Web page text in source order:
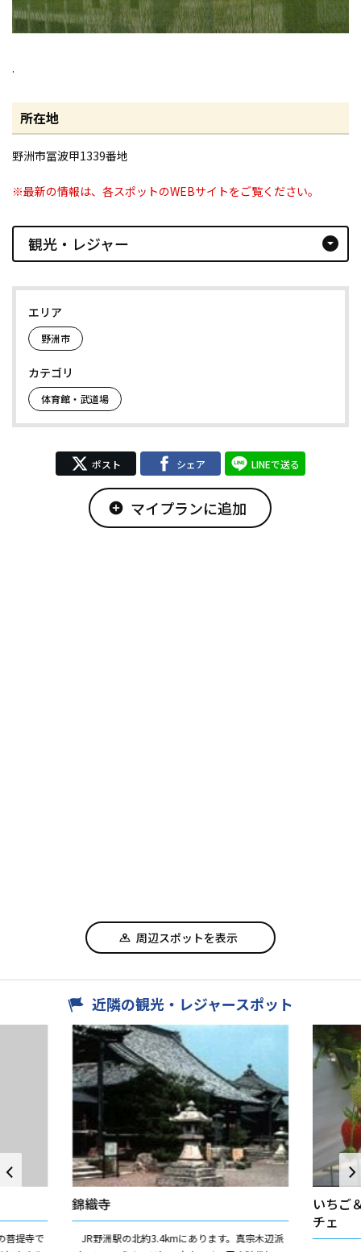
.
所在地
野洲市冨波甲1339番地
※最新の情報は、各スポットのWEBサイトをご覧ください。
観光・レジャー arrow_drop_down_circle
エリア
野洲市
カテゴリ
体育館・武道場
ポスト シェア LINEで送る
add_circle マイプランに追加
周辺スポットを表示
近隣の観光・レジャースポット
菩提寺で
錦織寺
JR野洲駅の北約3.4kmにあります。真宗木辺派
いちご
チェ